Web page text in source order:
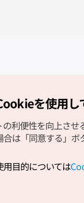
All Rights Reserved.
を使用し
利便性を向上させ
は「同意する」ボ
目的については